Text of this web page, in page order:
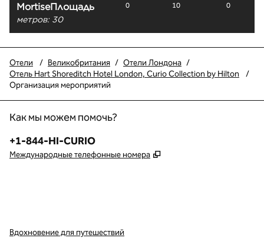
MortiseПлощадь
метров: 30
0 10 0
Отели / Великобритания / Отели Лондона /
Отель Hart Shoreditch Hotel London, Curio Collection by Hilton
/
Организация мероприятий
Как мы можем помочь?
Телефон:
+1-844-HI-CURIO
Международные телефонные номера ,
Вдохновение для путешествий